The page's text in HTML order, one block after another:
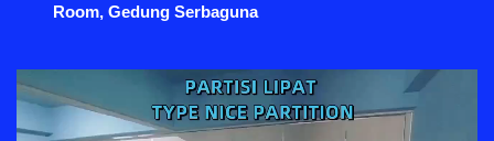
Room, Gedung Serbaguna